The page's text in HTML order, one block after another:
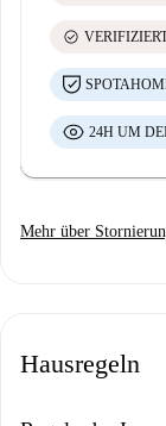
check_circle
24H UM
Mehr über
Hausregeln